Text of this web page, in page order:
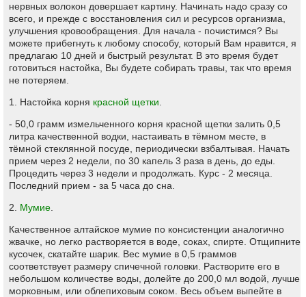
нервных волокон довершает картину. Начинать надо сразу со
всего, и прежде с восстановления сил и ресурсов организма,
улучшения кровообращения. Для начала - почистимся? Вы
можете прибегнуть к любому способу, который Вам нравится, я
предлагаю 10 дней и быстрый результат. В это время будет
готовиться настойка, Вы будете собирать травы, так что время
не потеряем.
1. Настойка корня красной щетки
- 50,0 грамм измельченного корня красной щетки залить 0,5
литра качественной водки, настаивать в тёмном месте, в
тёмной стеклянной посуде, периодически взбалтывая. Начать
прием через 2 недели, по 30 капель 3 раза в день, до еды.
Процедить через 3 недели и продолжать. Курс - 2 месяца.
Последний прием - за 5 часа до сна.
2. Мумие
Качественное алтайское мумие по консистенции аналогично
жвачке, но легко растворяется в воде, соках, спирте. Отщипните
кусочек, скатайте шарик. Вес мумие в 0,5 граммов
соответствует размеру спичечной головки. Растворите его в
небольшом количестве воды, долейте до 200,0 мл водой, лучше
морковным, или облепиховым соком. Весь объем выпейте в